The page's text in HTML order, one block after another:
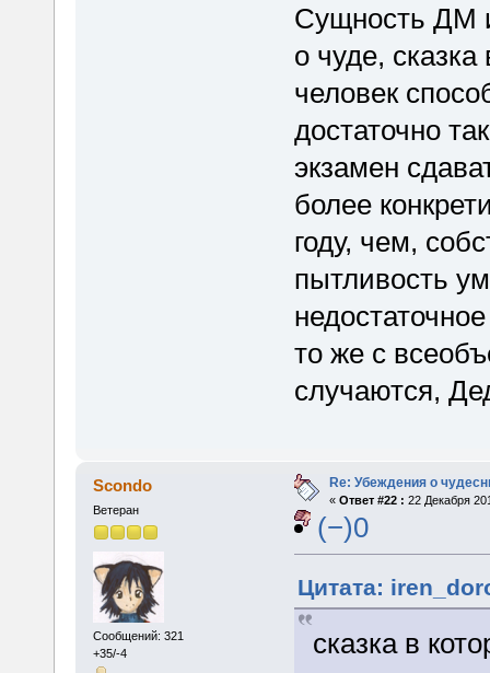
Сущность ДМ
о чуде,
человек
достаточно
экзамен
более
году, чем,
пытливость
то же с
случаются,
Scondo
Ветеран
Сообщений: 321
+35/-4
Re: Убеждения о
« Ответ #22 : 22 Декабря
(−)0
Цитата:
сказка в